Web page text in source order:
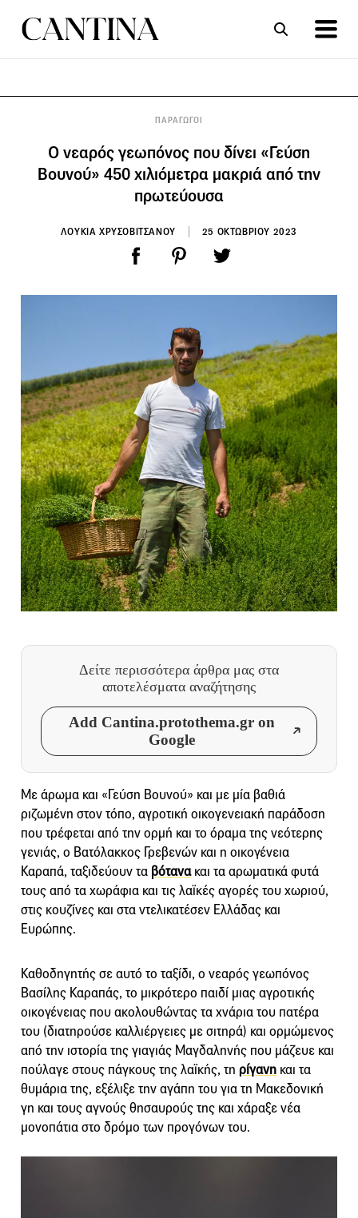
ΠΑΡΑΓΩΓΟΙ
Ο νεαρός γεωπόνος που δίνει «Γεύση
Βουνού» 450 χιλιόμετρα μακριά από την
πρωτεύουσα
ΛΟΥΚΙΑ ΧΡΥΣΟΒΙΤΣΑΝΟΥ 25 ΟΚΤΩΒΡΙΟΥ 2023
Δείτε περισσότερα άρθρα μας στα
αποτελέσματα αναζήτησης
Add Cantina.protothema.gr on
Google
Με άρωμα και «Γεύση Βουνού» και με μία βαθιά
ριζωμένη στον τόπο, αγροτική οικογενειακή παράδοση
που τρέφεται από την ορμή και το όραμα της νεότερης
γενιάς, ο Βατόλακκος Γρεβενών και η οικογένεια
Καραπά, ταξιδεύουν τα βότανακαι τα αρωματικά φυτά
τους από τα χωράφια και τις λαϊκές αγορές του χωριού,
στις κουζίνες και στα ντελικατέσεν Ελλάδας και
Ευρώπης.
Καθοδηγητής σε αυτό το ταξίδι, ο νεαρός γεωπόνος
Βασίλης Καραπάς, το μικρότερο παιδί μιας αγροτικής
οικογένειας που ακολουθώντας τα χνάρια του πατέρα
του (διατηρούσε καλλιέργειες με σιτηρά) και ορμώμενος
από την ιστορία της γιαγιάς Μαγδαληνής που μάζευε και
πούλαγε στους πάγκους της λαϊκής, τη ρίγανη και τα
θυμάρια της, εξέλιξε την αγάπη του για τη Μακεδονική
γη και τους αγνούς θησαυρούς της και χάραξε νέα
μονοπάτια στο δρόμο των προγόνων του.